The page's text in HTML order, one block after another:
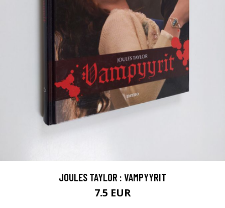
JOULES TAYLOR : VAMPYYRIT
7.5 EUR